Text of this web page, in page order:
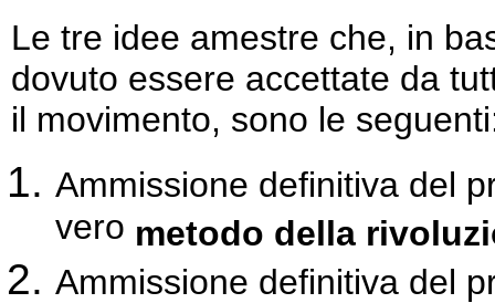
Le tre idee amestre che, in
dovuto essere accettate da
il movimento, sono le
Ammissione definitiva del
vero metodo della
Ammissione definitiva del